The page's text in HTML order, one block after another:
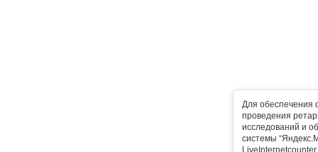
Для обеспечения
проведения
исследований и
системы